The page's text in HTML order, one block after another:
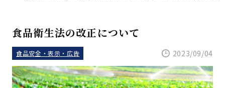
食品衛生法の改正について
食品安全・表示・広告 2023/09/04